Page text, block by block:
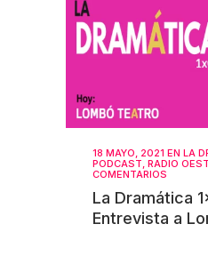
18 MAYO, 2021 EN LA
PODCAST, RADIO
COMENTARIOS
La Dramática
Entrevista a